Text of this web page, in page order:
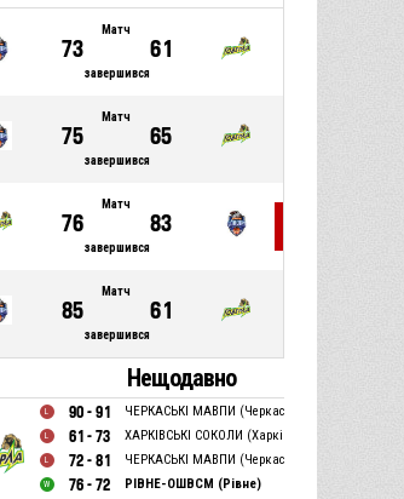
73
Матч
завершився
61
75
Матч
завершився
65
76
Матч
завершився
83
85
Матч
завершився
61
Нещодавно
90 - 91 ЧЕРКАСЬКІ МАВПИ (Черкаси)
61 - 73 ХАРКІВСЬКІ СОКОЛИ (Харків)
72 - 81 ЧЕРКАСЬКІ МАВПИ (Черкаси)
76 - 72 РІВНЕ-ОШВСМ (Рівне)